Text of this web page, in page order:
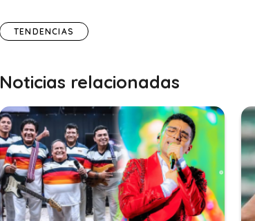
TENDENCIAS
Noticias relacionadas